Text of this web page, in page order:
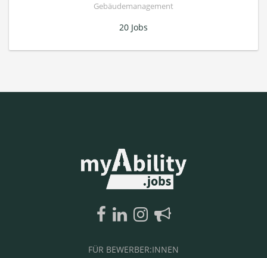
Gebäudemanagement
20 Jobs
FÜR BEWERBER:INNEN